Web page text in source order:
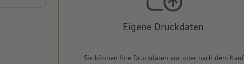
Eigene Druckdaten
Sie können Ihre Druckdaten vor oder nach dem Kauf